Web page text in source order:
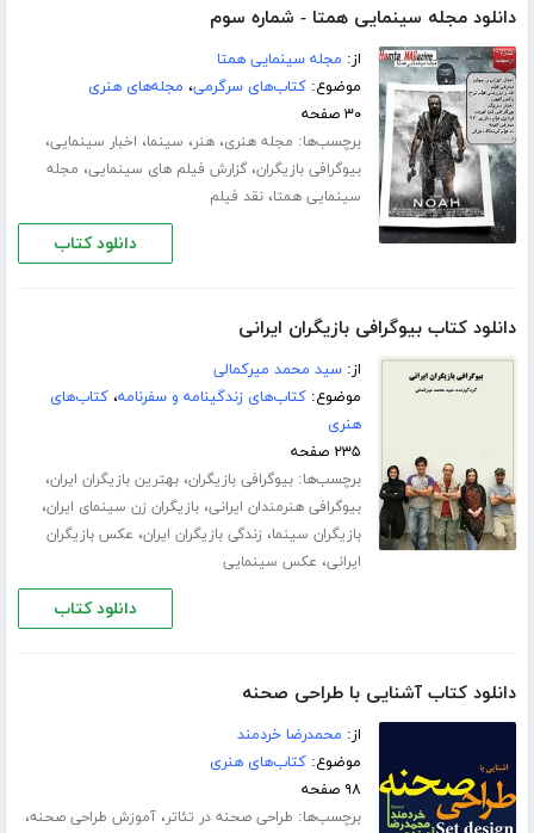
دانلود مجله سینمایی همتا - شماره سوم
از: مجله سینمایی همتا
موضوع:کتاب‌های سرگرمی، مجله‌های هنری
۳۰ صفحه
برچسب‌ها: مجله هنری،هنر، سینما، اخبار سینمایی،
بیوگرافی بازیگران،گزارش فیلم های سینمایی، مجله
سینمایی همتا،نقد فیلم
دانلود کتاب
دانلود کتاب بیوگرافی بازیگران ایرانی
از:سید محمد میرکمالی
موضوع:کتاب‌های زندگینامه و سفرنامه،کتاب‌های
هنری
۲۳۵ صفحه
برچسب‌ها:بیوگرافی بازیگران،بهترین بازیگران ایران،
بیوگرافی هنرمندان ایرانی،بازیگران زن سینمای ایران،
بازیگران سینما، زندگی بازیگران ایران، عکس بازیگران
ایرانی، عکس سینمایی
دانلود کتاب
دانلود کتاب آشنایی با طراحی صحنه
از: محمدرضا خردمند
موضوع:کتاب‌های هنری
۹۸ صفحه
برچسب‌ها: طراحی صحنه در تئاتر،آموزش طراحی صحنه،